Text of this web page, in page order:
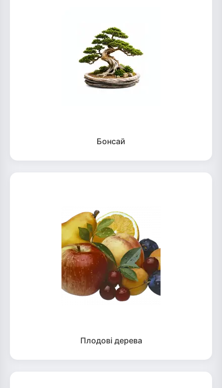
Бонсай
Плодові дерева